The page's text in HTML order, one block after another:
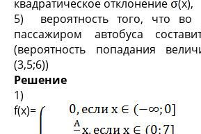
квадратическое отклонение
(х),
5) вероятность того, что во
пассажиром автобуса
(вероятность попадания
(3,5;6))
Решение
1)
f(x)=